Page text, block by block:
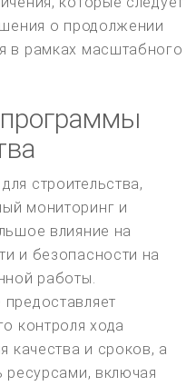
о продолжении
в рамках масштабного
строительства,
мониторинг и
влияние на
и безопасности на
работы.
контроля хода
качества и сроков, а
ресурсами, включая